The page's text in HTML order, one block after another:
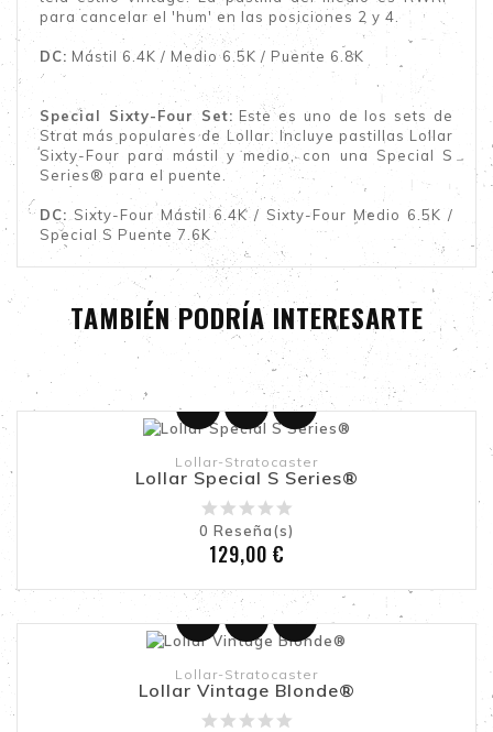
para cancelar el 'hum' en las posiciones 2 y 4.
DC: Mástil 6.4K / Medio 6.5K / Puente 6.8K
Special Sixty-Four Set: Este es uno de los sets de
Strat más populares de Lollar. Incluye pastillas Lollar
Sixty-Four para mástil y medio, con una Special S
Series® para el puente.
DC: Sixty-Four Mástil 6.4K / Sixty-Four Medio 6.5K /
Special S Puente 7.6K
TAMBIÉN PODRÍA INTERESARTE
Añadir Al Carrito
Lollar-Stratocaster
Lollar Special S Series®
0 Reseña(s)
129,00 €
Añadir Al Carrito
Lollar-Stratocaster
Lollar Vintage Blonde®